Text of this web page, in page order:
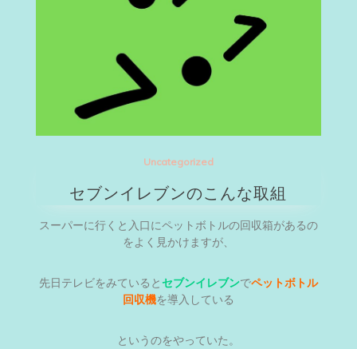
Uncategorized
セブンイレブンのこんな取組
スーパーに行くと入口にペットボトルの回収箱があるの
をよく見かけますが、
先日テレビをみていると セブンイレブンでペットボトル
回収機を導入している
というのをやっていた。